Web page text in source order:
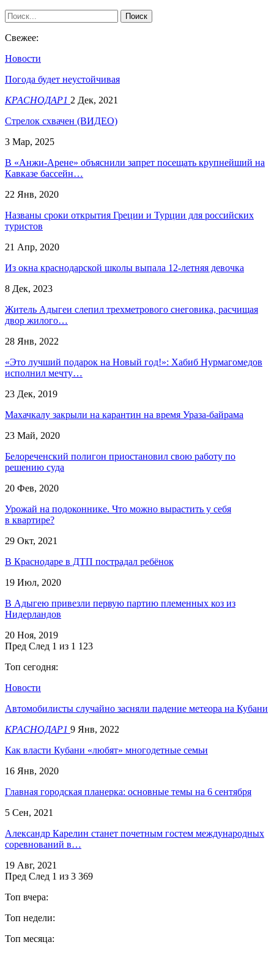
Свежее:
Новости
Погода будет неустойчивая
КРАСНОДАР1 2 Дек, 2021
Стрелок схвачен (ВИДЕО)
3 Мар, 2025
В «Анжи-Арене» объяснили запрет посещать крупнейший на
Кавказе бассейн…
22 Янв, 2020
Названы сроки открытия Греции и Турции для российских
туристов
21 Апр, 2020
Из окна краснодарской школы выпала 12-летняя девочка
8 Дек, 2023
Житель Адыгеи слепил трехметрового снеговика, расчищая
двор жилого…
28 Янв, 2022
«Это лучший подарок на Новый год!»: Хабиб Нурмагомедов
исполнил мечту…
23 Дек, 2019
Махачкалу закрыли на карантин на время Ураза-байрама
23 Май, 2020
Белореченский полигон приостановил свою работу по
решению суда
20 Фев, 2020
Урожай на подоконнике. Что можно вырастить у себя
в квартире?
29 Окт, 2021
В Краснодаре в ДТП пострадал ребёнок
19 Июл, 2020
В Адыгею привезли первую партию племенных коз из
Нидерландов
20 Ноя, 2019
Пред След 1 из 1 123
Топ сегодня:
Новости
Автомобилисты случайно засняли падение метеора на Кубани
КРАСНОДАР1 9 Янв, 2022
Как власти Кубани «любят» многодетные семьи
16 Янв, 2020
Главная городская планерка: основные темы на 6 сентября
5 Сен, 2021
Александр Карелин станет почетным гостем международных
соревнований в…
19 Авг, 2021
Пред След 1 из 3 369
Топ вчера:
Топ недели:
Топ месяца: